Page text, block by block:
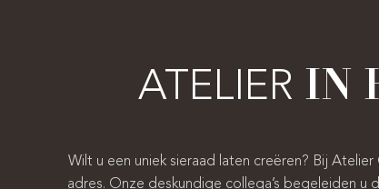
ATELIER IN
Wilt u een uniek sieraad laten creëren? Bij Atelier
adres. Onze deskundige collega’s begeleiden u